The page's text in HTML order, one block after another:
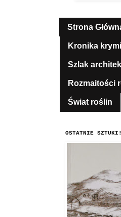
Strona
Kronika
Szlak
Rozmaitości
Świat roślin
OSTATNIE